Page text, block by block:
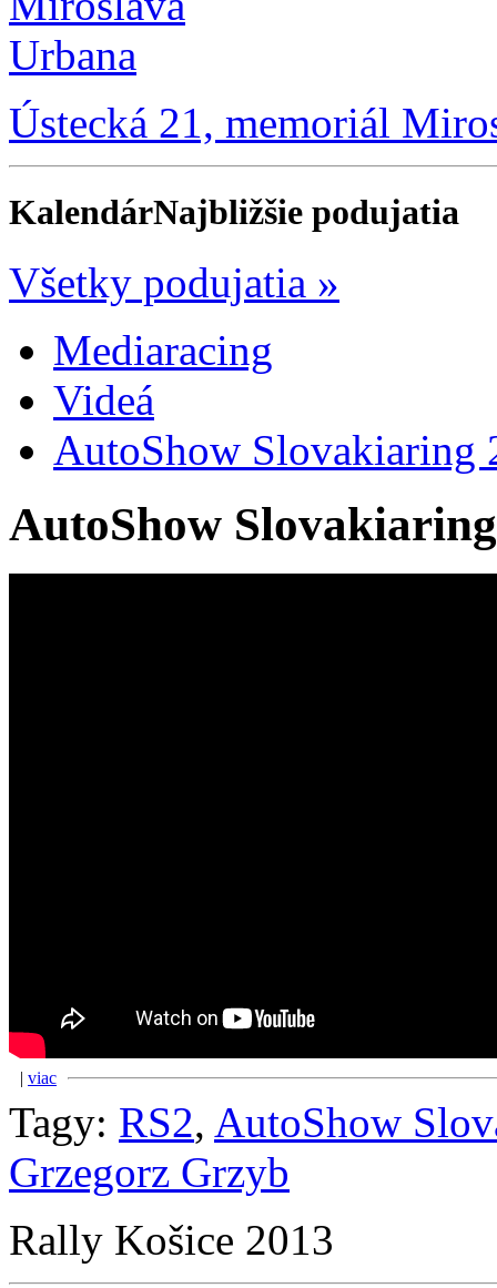
Ústecká 21, memoriál
KalendárNajbližšie podujatia
Všetky podujatia »
Mediaracing
Videá
AutoShow Slovakiaring
AutoShow
| viac
Tagy: RS2, AutoShow
Grzegorz Grzyb
Rally Košice 2013